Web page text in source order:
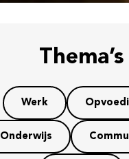
Thema’s
Werk
Onderwijs